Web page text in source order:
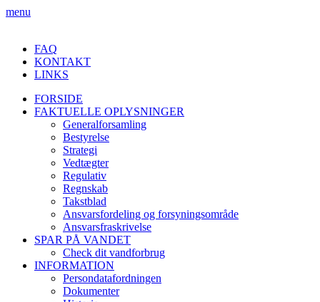
menu
FAQ
KONTAKT
LINKS
FORSIDE
FAKTUELLE OPLYSNINGER
Generalforsamling
Bestyrelse
Strategi
Vedtægter
Regulativ
Regnskab
Takstblad
Ansvarsfordeling og forsyningsområde
Ansvarsfraskrivelse
SPAR PÅ VANDET
Check dit vandforbrug
INFORMATION
Persondatafordningen
Dokumenter